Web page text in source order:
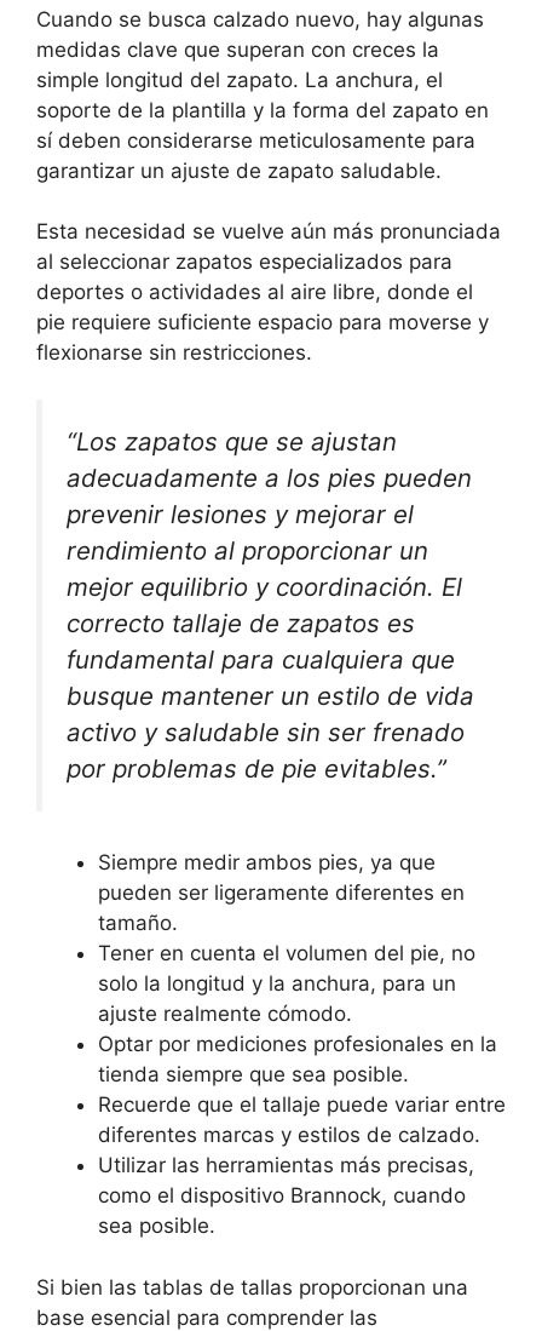
Cuando se busca calzado nuevo, hay algunas
medidas clave que superan con creces la
simple longitud del zapato. La anchura, el
soporte de la plantilla y la forma del zapato en
sí deben considerarse meticulosamente para
garantizar un ajuste de zapato saludable.
Esta necesidad se vuelve aún más pronunciada
al seleccionar zapatos especializados para
deportes o actividades al aire libre, donde el
pie requiere suficiente espacio para moverse y
flexionarse sin restricciones.
“Los zapatos que se ajustan
adecuadamente a los pies pueden
prevenir lesiones y mejorar el
rendimiento al proporcionar un
mejor equilibrio y coordinación. El
correcto tallaje de zapatos es
fundamental para cualquiera que
busque mantener un estilo de vida
activo y saludable sin ser frenado
por problemas de pie evitables.”
Siempre medir ambos pies, ya que
pueden ser ligeramente diferentes en
tamaño.
Tener en cuenta el volumen del pie, no
solo la longitud y la anchura, para un
ajuste realmente cómodo.
Optar por mediciones profesionales en la
tienda siempre que sea posible.
Recuerde que el tallaje puede variar entre
diferentes marcas y estilos de calzado.
Utilizar las herramientas más precisas,
como el dispositivo Brannock, cuando
sea posible.
Si bien las tablas de tallas proporcionan una
base esencial para comprender las